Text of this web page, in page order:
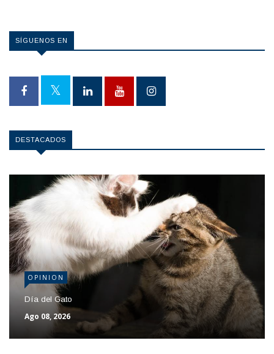
SÍGUENOS EN
DESTACADOS
OPINION
Día del Gato
Ago 08, 2026